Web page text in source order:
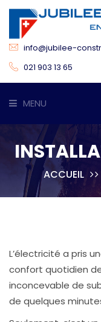
info@jubilee-
021 903 13 65
MENU
ACCUEIL
COMPÉTENCES
SERVICES
CONTACT
ACCUEIL
L’électricité a pris
confort quotidien
inconcevable de
de quelques